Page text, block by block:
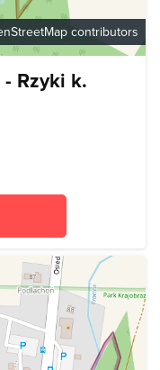
contributors
Rzyki k.